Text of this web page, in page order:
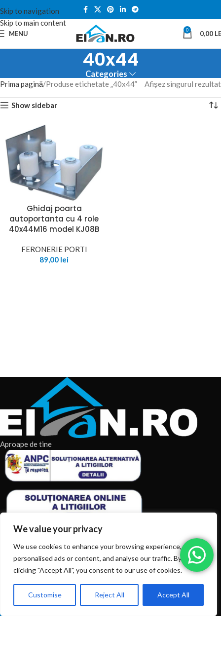
We value your privacy
We use cookies to enhance your browsing experience, serve
personalised ads or content, and analyse our traffic. By
clicking "Accept All", you consent to our use of cookies.
Customise Reject All Accept All
Ai intrebări? Sună la: +40720366616
Skip to navigation
Skip to main content
MENU 0 0,00
40x44
Categories
Prima pagină Produse etichetate „40x44” Afișez singurul rezultat
Show sidebar
Ghidaj poarta
autoportanta cu 4 role
40x44M16 model KJ08B
FERONERIE PORTI
89,00 lei
Aproape de tine
ARTICOLE RECENTE
TERMENI & CONDITII
CATEGORII DE PRODUSE
0